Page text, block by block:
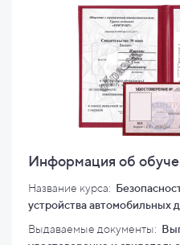
Информация об
Название курса:
устройства автомобильных
Выдаваемые документы: